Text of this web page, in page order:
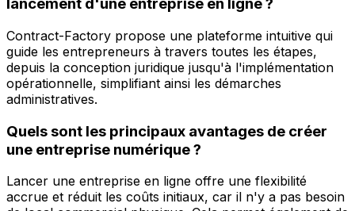
lancement d'une entreprise en ligne ?
Contract-Factory propose une plateforme intuitive qui
guide les entrepreneurs à travers toutes les étapes,
depuis la conception juridique jusqu'à l'implémentation
opérationnelle, simplifiant ainsi les démarches
administratives.
Quels sont les principaux avantages de créer
une entreprise numérique ?
Lancer une entreprise en ligne offre une flexibilité
accrue et réduit les coûts initiaux, car il n'y a pas besoin